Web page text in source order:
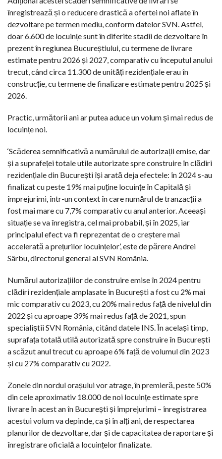
înregistrează și o reducere drastică a ofertei noi aflate în
dezvoltare pe termen mediu, conform datelor SVN. Astfel,
doar 6.600 de locuințe sunt în diferite stadii de dezvoltare în
prezent în regiunea Bucureștiului, cu termene de livrare
estimate pentru 2026 și 2027, comparativ cu începutul anului
trecut, când circa 11.300 de unități rezidențiale erau în
construcție, cu termene de finalizare estimate pentru 2025 și
2026.
Practic, următorii ani ar putea aduce un volum și mai redus de
locuințe noi.
‘Scăderea semnificativă a numărului de autorizații emise, dar
și a suprafeței totale utile autorizate spre construire în clădiri
rezidențiale din București își arată deja efectele: în 2024 s-au
finalizat cu peste 19% mai puține locuințe în Capitală și
împrejurimi, într-un context în care numărul de tranzacții a
fost mai mare cu 7,7% comparativ cu anul anterior. Aceeași
situație se va înregistra, cel mai probabil, și în 2025, iar
principalul efect va fi reprezentat de o creștere mai
accelerată a prețurilor locuințelor’, este de părere Andrei
Sârbu, directorul general al SVN România.
Numărul autorizațiilor de construire emise în 2024 pentru
clădiri rezidențiale amplasate în București a fost cu 2% mai
mic comparativ cu 2023, cu 20% mai redus față de nivelul din
2022 și cu aproape 39% mai redus față de 2021, spun
specialiștii SVN România, citând datele INS. În același timp,
suprafața totală utilă autorizată spre construire în București
a scăzut anul trecut cu aproape 6% față de volumul din 2023
și cu 27% comparativ cu 2022.
Zonele din nordul orașului vor atrage, în premieră, peste 50%
din cele aproximativ 18.000 de noi locuințe estimate spre
livrare în acest an în București și împrejurimi – înregistrarea
acestui volum va depinde, ca și în alți ani, de respectarea
planurilor de dezvoltare, dar și de capacitatea de raportare și
înregistrare oficială a locuințelor finalizate.